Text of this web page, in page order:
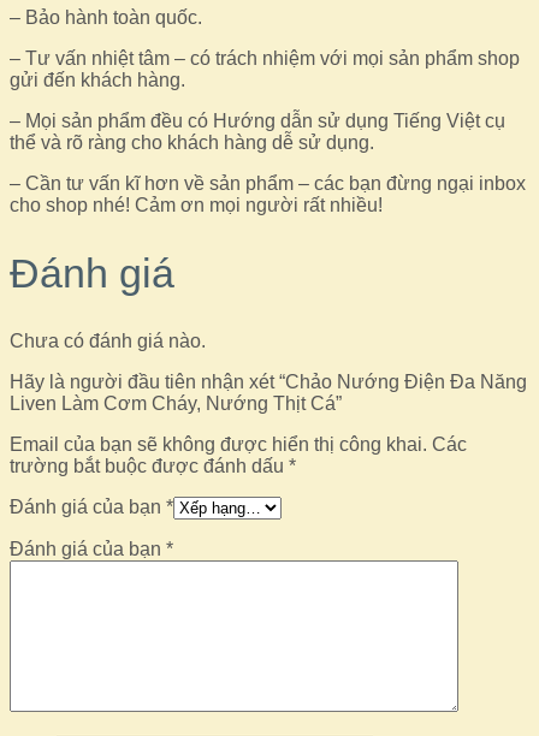
– Bảo hành toàn quốc.
– Tư vấn nhiệt tâm – có trách nhiệm với mọi sản phẩm shop
gửi đến khách hàng.
– Mọi sản phẩm đều có Hướng dẫn sử dụng Tiếng Việt cụ
thể và rõ ràng cho khách hàng dễ sử dụng.
– Cần tư vấn kĩ hơn về sản phẩm – các bạn đừng ngại inbox
cho shop nhé! Cảm ơn mọi người rất nhiều!
Đánh giá
Chưa có đánh giá nào.
Hãy là người đầu tiên nhận xét “Chảo Nướng Điện Đa Năng
Liven Làm Cơm Cháy, Nướng Thịt Cá”
Email của bạn sẽ không được hiển thị công khai. Các
trường bắt buộc được đánh dấu *
Đánh giá của bạn *
Đánh giá của bạn *